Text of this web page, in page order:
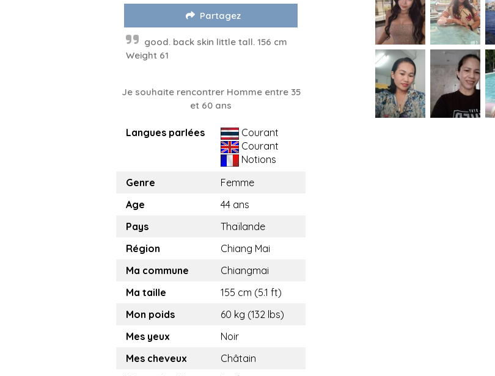
Partagez
good. back skin little tall. 156 cm
Weight 61
Je souhaite rencontrer Homme entre 35
et 60 ans
Langues parlées
Courant
Courant
Notions
Genre
Femme
Age
44 ans
Pays
Thaïlande
Région
Chiang Mai
Ma commune
Chiangmai
Ma taille
155 cm (5.1 ft)
Mon poids
60 kg (132 lbs)
Mes yeux
Noir
Mes cheveux
Châtain